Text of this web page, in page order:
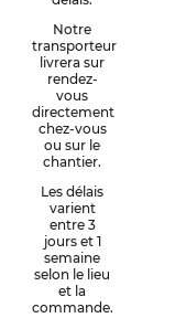
Notre
transporteur
livrera sur
rendez-
vous
directement
chez-vous
ou sur le
chantier.
Les délais
varient
entre 3
jours et 1
semaine
selon le lieu
et la
commande.